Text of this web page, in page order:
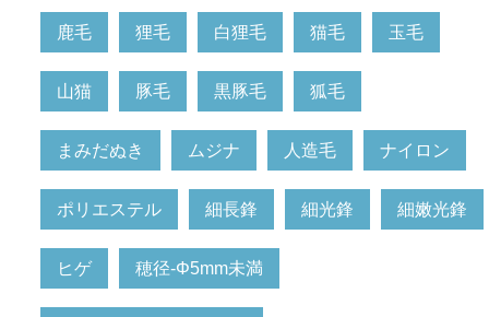
鹿毛 狸毛 白狸毛 猫毛 玉毛
山猫 豚毛 黒豚毛 狐毛
まみだぬき ムジナ 人造毛 ナイロン
ポリエステル 細長鋒 細光鋒 細嫩光鋒
ヒゲ 穂径-Φ5mm未満